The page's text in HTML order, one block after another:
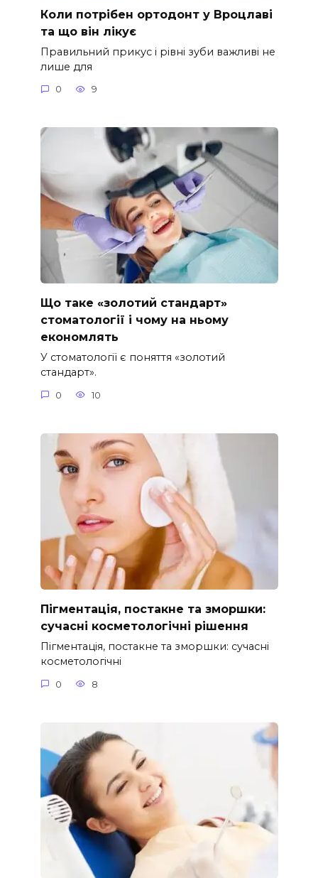
Коли потрібен ортодонт у Вроцлаві
та що він лікує
Правильний прикус і рівні зуби важливі не
лише для
0 9
Що таке «золотий стандарт»
стоматології і чому на ньому
економлять
У стоматології є поняття «золотий
стандарт».
0 10
Пігментація, постакне та зморшки:
сучасні косметологічні рішення
Пігментація, постакне та зморшки: сучасні
косметологічні
0 8